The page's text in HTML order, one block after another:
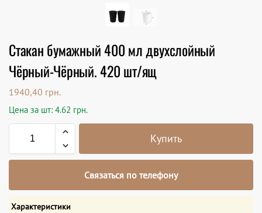
Стакан бумажный 400 мл двухслойный
Чёрный-Чёрный. 420 шт/ящ
1940,40 грн.
Цена за шт: 4.62 грн.
Купить
Связаться по телефону
Характеристики